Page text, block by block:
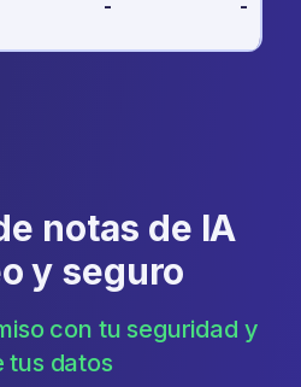
- -
notas de IA
y seguro
con tu seguridad y
tus datos